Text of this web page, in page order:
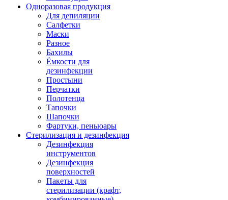
Одноразовая продукция
Для депиляции
Салфетки
Маски
Разное
Бахилы
Ёмкости для
дезинфекции
Простыни
Перчатки
Полотенца
Тапочки
Шапочки
Фартуки, пеньюары
Стерилизация и дезинфекция
Дезинфекция
инструментов
Дезинфекция
поверхностей
Пакеты для
стерилизации (крафт,